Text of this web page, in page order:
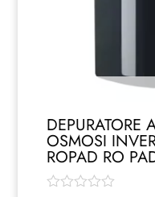
OSMOSI
ROPAD RO